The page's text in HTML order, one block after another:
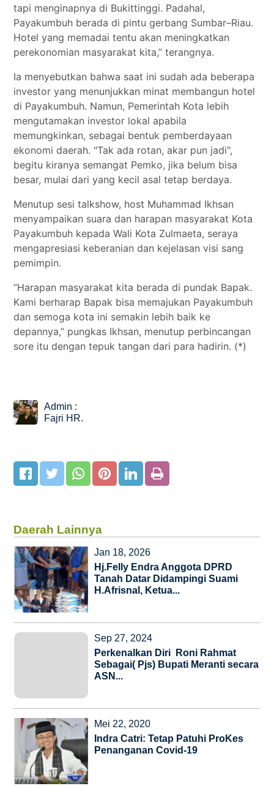
tapi menginapnya di Bukittinggi. Padahal,
Payakumbuh berada di pintu gerbang Sumbar–Riau.
Hotel yang memadai tentu akan meningkatkan
perekonomian masyarakat kita,” terangnya.
Ia menyebutkan bahwa saat ini sudah ada beberapa
investor yang menunjukkan minat membangun hotel
di Payakumbuh. Namun, Pemerintah Kota lebih
mengutamakan investor lokal apabila
memungkinkan, sebagai bentuk pemberdayaan
ekonomi daerah. "Tak ada rotan, akar pun jadi",
begitu kiranya semangat Pemko, jika belum bisa
besar, mulai dari yang kecil asal tetap berdaya.
Menutup sesi talkshow, host Muhammad Ikhsan
menyampaikan suara dan harapan masyarakat Kota
Payakumbuh kepada Wali Kota Zulmaeta, seraya
mengapresiasi keberanian dan kejelasan visi sang
pemimpin.
“Harapan masyarakat kita berada di pundak Bapak.
Kami berharap Bapak bisa memajukan Payakumbuh
dan semoga kota ini semakin lebih baik ke
depannya,” pungkas Ikhsan, menutup perbincangan
sore itu dengan tepuk tangan dari para hadirin. (*)
Admin :
Fajri HR.
Daerah Lainnya
Jan 18, 2026
Hj.Felly Endra Anggota DPRD
Tanah Datar Didampingi Suami
H.Afrisnal, Ketua...
Sep 27, 2024
Perkenalkan Diri Roni Rahmat
Sebagai( Pjs) Bupati Meranti secara
ASN...
Mei 22, 2020
Indra Catri: Tetap Patuhi ProKes
Penanganan Covid-19